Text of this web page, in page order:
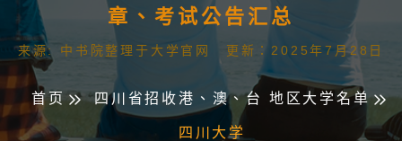
章、考试公告汇总
来源: 中书院整理于大学官网 更新：2025年7月28日
首页 四川省招收港、澳、台 地区大学名单
四川大学